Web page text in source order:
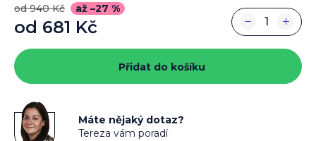
od 940 Kč
až –27 %
od 681 Kč
cena:
+
−
Přidat do košíku
Máte nějaký dotaz?
Tereza vám poradí